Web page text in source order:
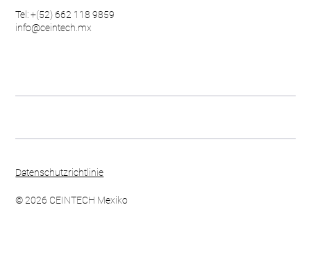
Tel: +(52) 662 118 9859
info@ceintech.mx
Datenschutzrichtlinie
© 2026 CEINTECH Mexiko